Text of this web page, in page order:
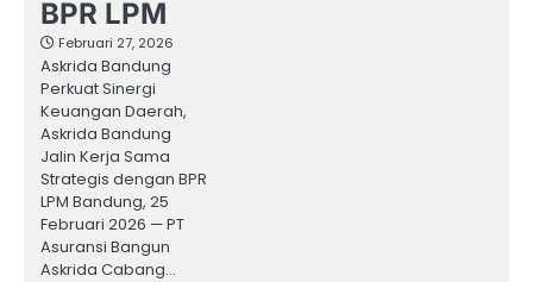
BPR LPM
Februari 27, 2026
Askrida Bandung
Perkuat Sinergi
Keuangan Daerah,
Askrida Bandung
Jalin Kerja Sama
Strategis dengan BPR
LPM Bandung, 25
Februari 2026 — PT
Asuransi Bangun
Askrida Cabang…